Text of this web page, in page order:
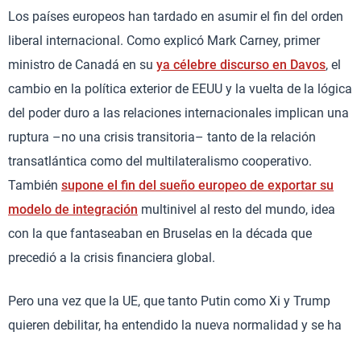
Los países europeos han tardado en asumir el fin del orden
liberal internacional. Como explicó Mark Carney, primer
ministro de Canadá en su ya célebre discurso en Davos, el
cambio en la política exterior de EEUU y la vuelta de la lógica
del poder duro a las relaciones internacionales implican una
ruptura –no una crisis transitoria– tanto de la relación
transatlántica como del multilateralismo cooperativo.
También supone el fin del sueño europeo de exportar su
modelo de integración multinivel al resto del mundo, idea
con la que fantaseaban en Bruselas en la década que
precedió a la crisis financiera global.
Pero una vez que la UE, que tanto Putin como Xi y Trump
quieren debilitar, ha entendido la nueva normalidad y se ha